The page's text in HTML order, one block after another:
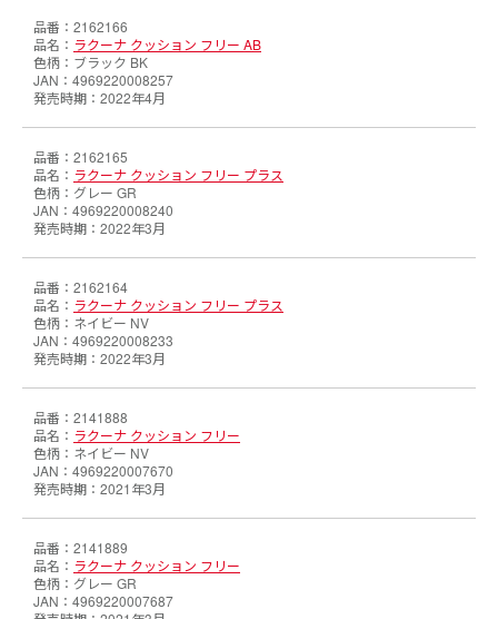
2162166
ラクーナ クッション フリー AB
ブラック BK
4969220008257
2022年4月
2162165
ラクーナ クッション フリー プラス
グレー GR
4969220008240
2022年3月
2162164
ラクーナ クッション フリー プラス
ネイビー NV
4969220008233
2022年3月
2141888
ラクーナ クッション フリー
ネイビー NV
4969220007670
2021年3月
2141889
ラクーナ クッション フリー
グレー GR
4969220007687